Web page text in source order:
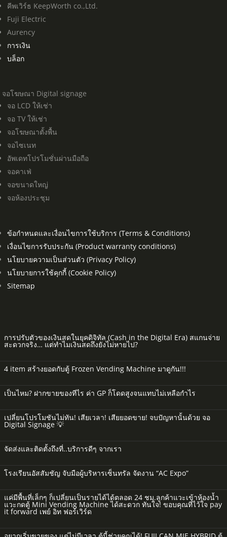
คีพเวิร์ธ KeepWorth co.,Ltd.
Fuji Electric
Aurency
การเงิน
บล็อก
จอโฆษณา Digital signage
จอ LCD ให้เช่า
จอ TV ให้เช่า
จอโฆษณาตั้งพื้น
จอไซเนท
อัพเดทโปรโมชั่นผ่านมือถือ
จอคาเฟ่
จอขนาดใหญ่
จอห้องประชุม
ข้อกำหนดและเงื่อนไขการใช้บริการ (Terms & Conditions)
เงื่อนไขการรับประกัน (Product warranty conditions)
นโยบายความเป็นส่วนตัว (Privacy Policy)
นโยบายการใช้คุกกี้ (Cookie Policy)
Sitemap
การปรับตัวของเงินสดในยุคดิจิทัล (Cash in the Digital Era) สแกนจ่าย
สะดวกจริง… แต่ทำไมเงินสดถึงยังไม่หายไป?
4 item สร้างยอดกับตู้ Frozen Vending Machine มาดูกัน!!!
เป็นไหม? ฝากขายของทีไร ค่า GP ก็โดดสูงจนแทบไม่เหลือกำไร
เปลี่ยนโปรโมชันไม่ทัน! เสียเวลา! เสียยอดขาย! จบปัญหานั้นด้วย จอ
Digital Signage 💡
จัดส่งและติดตั้งถึงที่..บริการดีๆ จากเรา
โรงเรียนอัสสัมชัญ จับมือผู้บริหารเซ็นทรัล จัดงาน “AC Expo”
แค่มีพื้นที่เล็กๆ ก็เปลี่ยนเป็นรายได้ได้ตลอด 24 ชม.ลูกค้าแวะเข้าห้องน้ำ
แวะกดตู้ Mini Vending Machine ได้สะดวก ทันใจ! ขอบคุณที่ไว้ใจ pay
it forward เพย์ อิท ฟอร์เวิร์ด